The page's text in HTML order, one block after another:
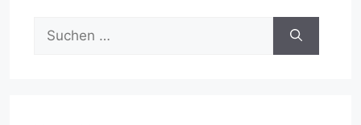
nach: